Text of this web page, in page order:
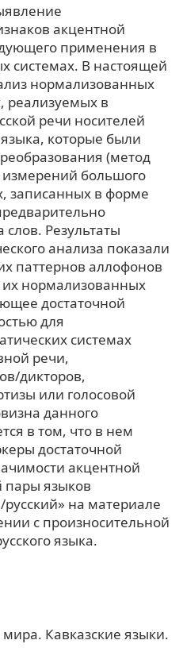
акцентной
применения в
системах. В настоящей
нормализованных
реализуемых в
речи носителей
которые были
(метод
большого
записанных в форме
слов. Результаты
анализа показали
паттернов аллофонов
их нормализованных
достаточной
для
системах
речи,
дикторов,
или голосовой
данного
в том, что в нем
достаточной
акцентной
пары языков
на материале
с произносительной
языка.
Кавказские языки.